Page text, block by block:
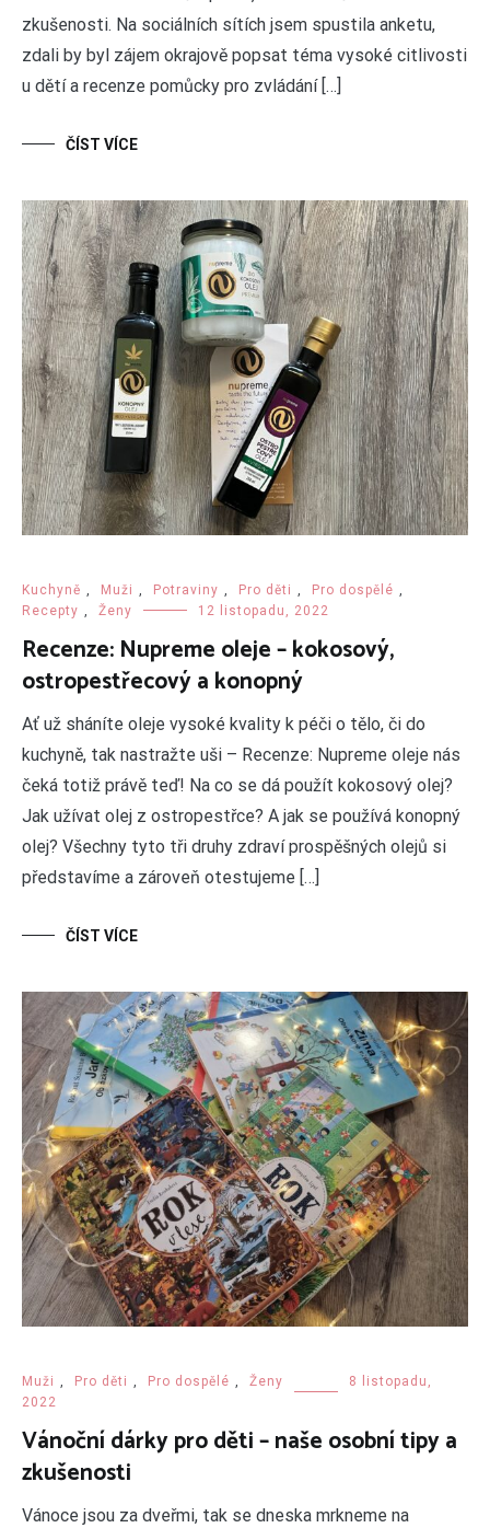
zkušenosti. Na sociálních sítích jsem spustila anketu,
zdali by byl zájem okrajově popsat téma vysoké citlivosti
u dětí a recenze pomůcky pro zvládání […]
ČÍST VÍCE
Kuchyně , Muži , Potraviny , Pro děti , Pro dospělé ,
Recepty , Ženy 12 listopadu, 2022
Recenze: Nupreme oleje – kokosový,
ostropestřecový a konopný
Ať už sháníte oleje vysoké kvality k péči o tělo, či do
kuchyně, tak nastražte uši – Recenze: Nupreme oleje nás
čeká totiž právě teď! Na co se dá použít kokosový olej?
Jak užívat olej z ostropestřce? A jak se používá konopný
olej? Všechny tyto tři druhy zdraví prospěšných olejů si
představíme a zároveň otestujeme […]
ČÍST VÍCE
Muži , Pro děti , Pro dospělé , Ženy
8 listopadu,
2022
Vánoční dárky pro děti – naše osobní tipy a
zkušenosti
Vánoce jsou za dveřmi, tak se dneska mrkneme na